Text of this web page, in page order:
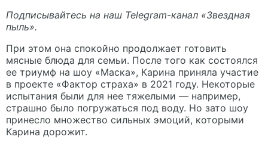
Подписывайтесь на наш Telegram-канал «Звездная
пыль».
При этом она спокойно продолжает готовить
мясные блюда для семьи. После того как состоялся
ее триумф на шоу «Маска», Карина приняла участие
в проекте «Фактор страха» в 2021 году. Некоторые
испытания были для нее тяжелыми — например,
страшно было погружаться под воду. Но зато шоу
принесло множество сильных эмоций, которыми
Карина дорожит.